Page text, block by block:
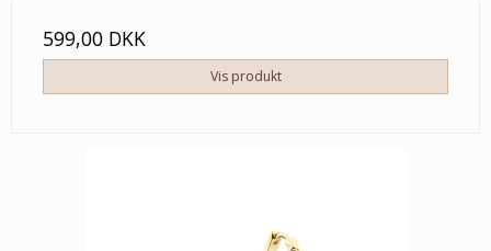
599,00 DKK
Vis produkt